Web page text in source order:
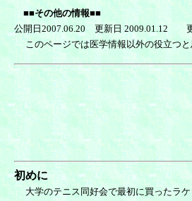
■■その他の情報■■
公開日2007.06.20 更新日
このページでは医学情報以外の役立つと
初めに
大学のテニス同好会で最初に買ったラ